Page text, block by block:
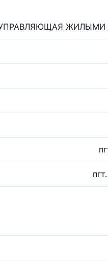
ЖИЛЫМИ